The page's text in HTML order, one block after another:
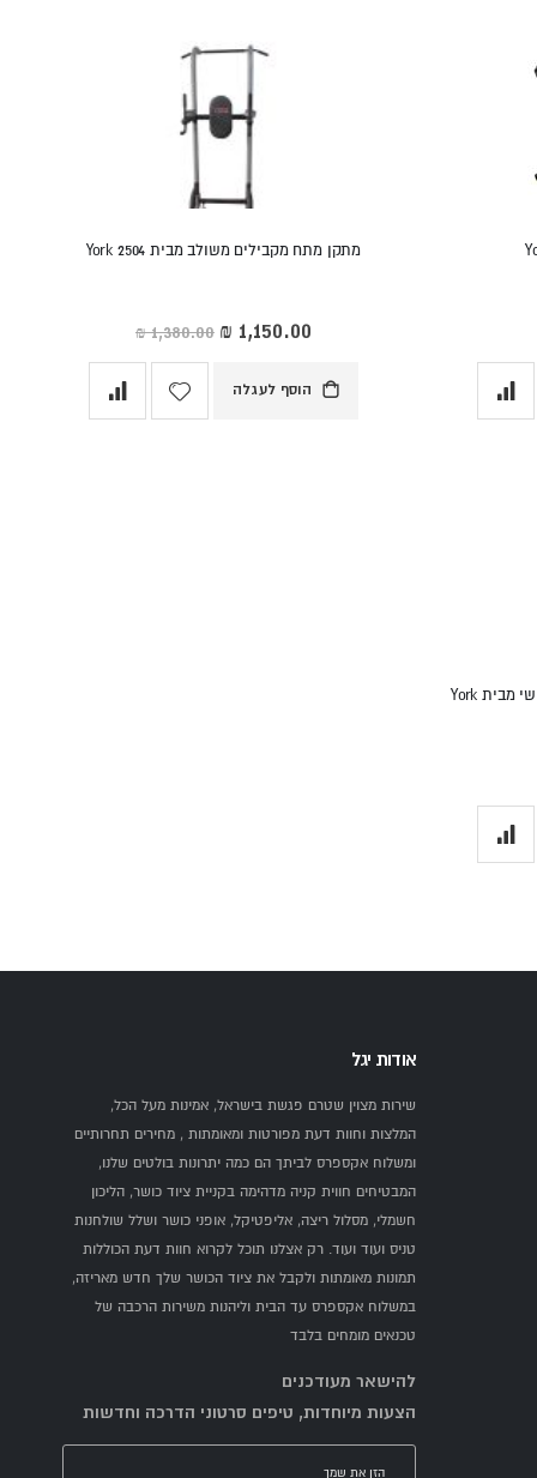
מתקן מתח מקבילים משולב מבית York 2504
‏1,380.00 ₪ מחיר
מיוחד
הוסף לעגלה
קרוס אובר פינתי בצורת V משקל חופשי מבית York
אודות יגל
שירות מצוין שטרם פגשת בישראל, אמינות מעל הכל,
המלצות וחוות דעת מפורטות ומאומתות , מחירים תחרותיים
ומשלוח אקספרס לביתך הם כמה יתרונות בולטים שלנו,
המבטיחים חווית קניה מדהימה בקניית ציוד כושר, הליכון
חשמלי, מסלול ריצה, אליפטיקל, אופני כושר ושלל שולחנות
טניס ועוד ועוד. רק אצלנו תוכל לקרוא חוות דעת הכוללות
תמונות מאומתות ולקבל את ציוד הכושר שלך חדש מאריזה,
במשלוח אקספרס עד הבית וליהנות משירות הרכבה של
טכנאים מומחים בלבד
להישאר מעודכנים
הצעות מיוחדות, טיפים סרטוני הדרכה וחדשות